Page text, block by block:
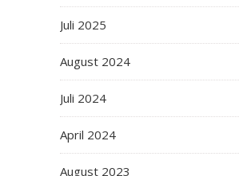
Juli 2025
August 2024
Juli 2024
April 2024
August 2023